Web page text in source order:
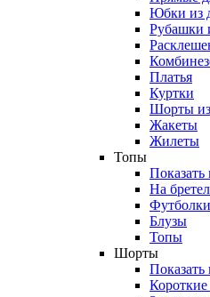
Юбки из
Рубашки
Платья
Куртки
Шорты
Жакеты
Жилеты
Топы
Показать
На
Футболки
Блузы
Топы
Шорты
Показать